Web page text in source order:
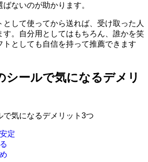
ないのが助かります。
して使ってから送れば、受け取った人
す。自分用としてはもちろん、誰かを笑
トとしても自信を持って推薦できます
シールで気になるデメリ
で気になるデメリット3つ
定